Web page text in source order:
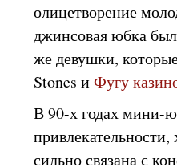
олицетворение
джинсовая юбка
же девушки,
Stones иФугу
В 90-х годах мини-
сильно связана с